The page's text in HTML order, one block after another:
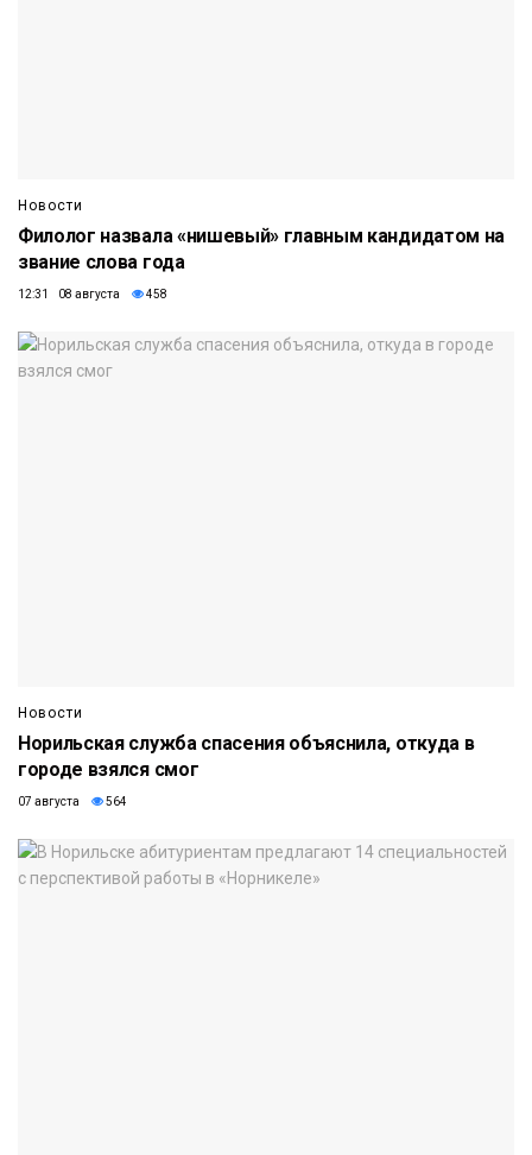
Новости
Филолог назвала «нишевый» главным кандидатом на
звание слова года
12:31 08 августа 458
Новости
Норильская служба спасения объяснила, откуда в
городе взялся смог
07 августа 564